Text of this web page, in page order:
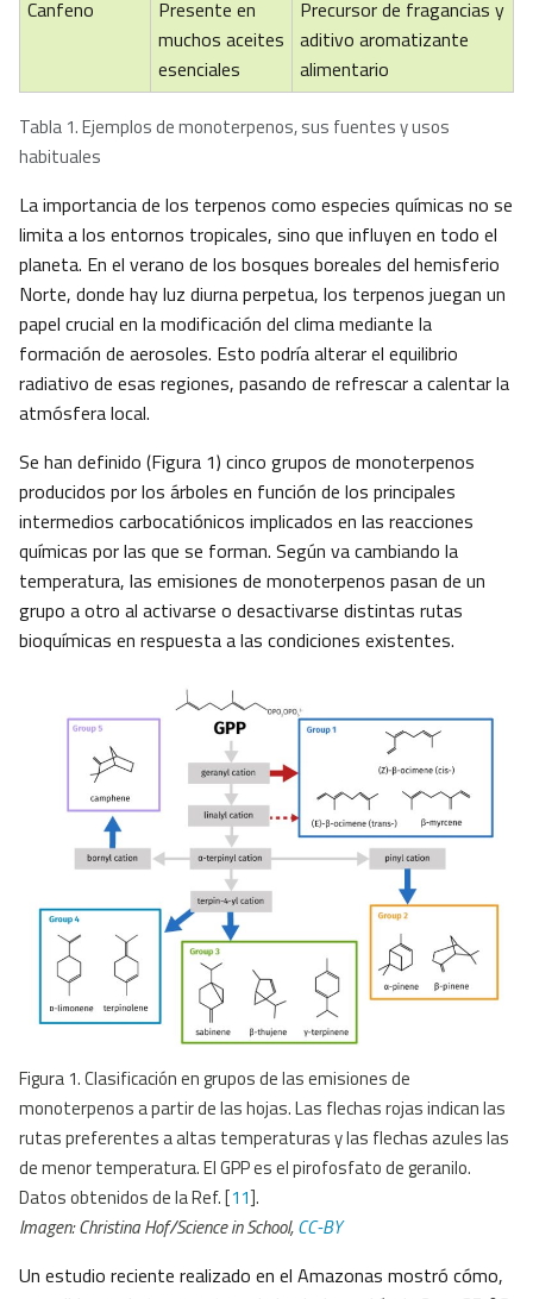
Canfeno
Presente en
muchos aceites
esenciales
Precursor de fragancias y
aditivo aromatizante
alimentario
Tabla 1. Ejemplos de monoterpenos, sus fuentes y usos
habituales
La importancia de los terpenos como especies químicas no se
limita a los entornos tropicales, sino que influyen en todo el
planeta. En el verano de los bosques boreales del hemisferio
Norte, donde hay luz diurna perpetua, los terpenos juegan un
papel crucial en la modificación del clima mediante la
formación de aerosoles. Esto podría alterar el equilibrio
radiativo de esas regiones, pasando de refrescar a calentar la
atmósfera local.
Se han definido (Figura 1) cinco grupos de monoterpenos
producidos por los árboles en función de los principales
intermedios carbocatiónicos implicados en las reacciones
químicas por las que se forman. Según va cambiando la
temperatura, las emisiones de monoterpenos pasan de un
grupo a otro al activarse o desactivarse distintas rutas
bioquímicas en respuesta a las condiciones existentes.
Figura 1. Clasificación en grupos de las emisiones de
monoterpenos a partir de las hojas. Las flechas rojas indican las
rutas preferentes a altas temperaturas y las flechas azules las
de menor temperatura. El GPP es el pirofosfato de geranilo.
Datos obtenidos de la Ref. [11].
Imagen: Christina Hof/Science in School,CC-BY
Un estudio reciente realizado en el Amazonas mostró cómo,